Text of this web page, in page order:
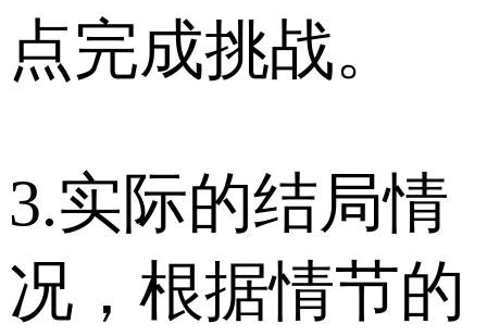
点完成挑战。
3.实际的结局情
况，根据情节的